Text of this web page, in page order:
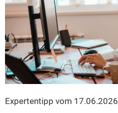
Expertentipp vom 17.06.2026